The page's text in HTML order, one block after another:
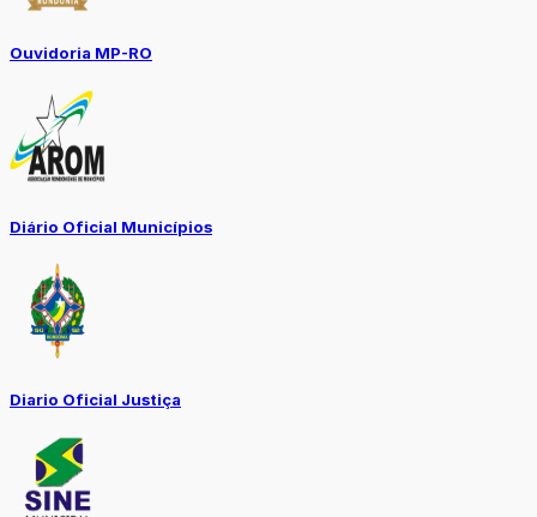
Ouvidoria MP-RO
Diário Oficial Municípios
Diario Oficial Justiça